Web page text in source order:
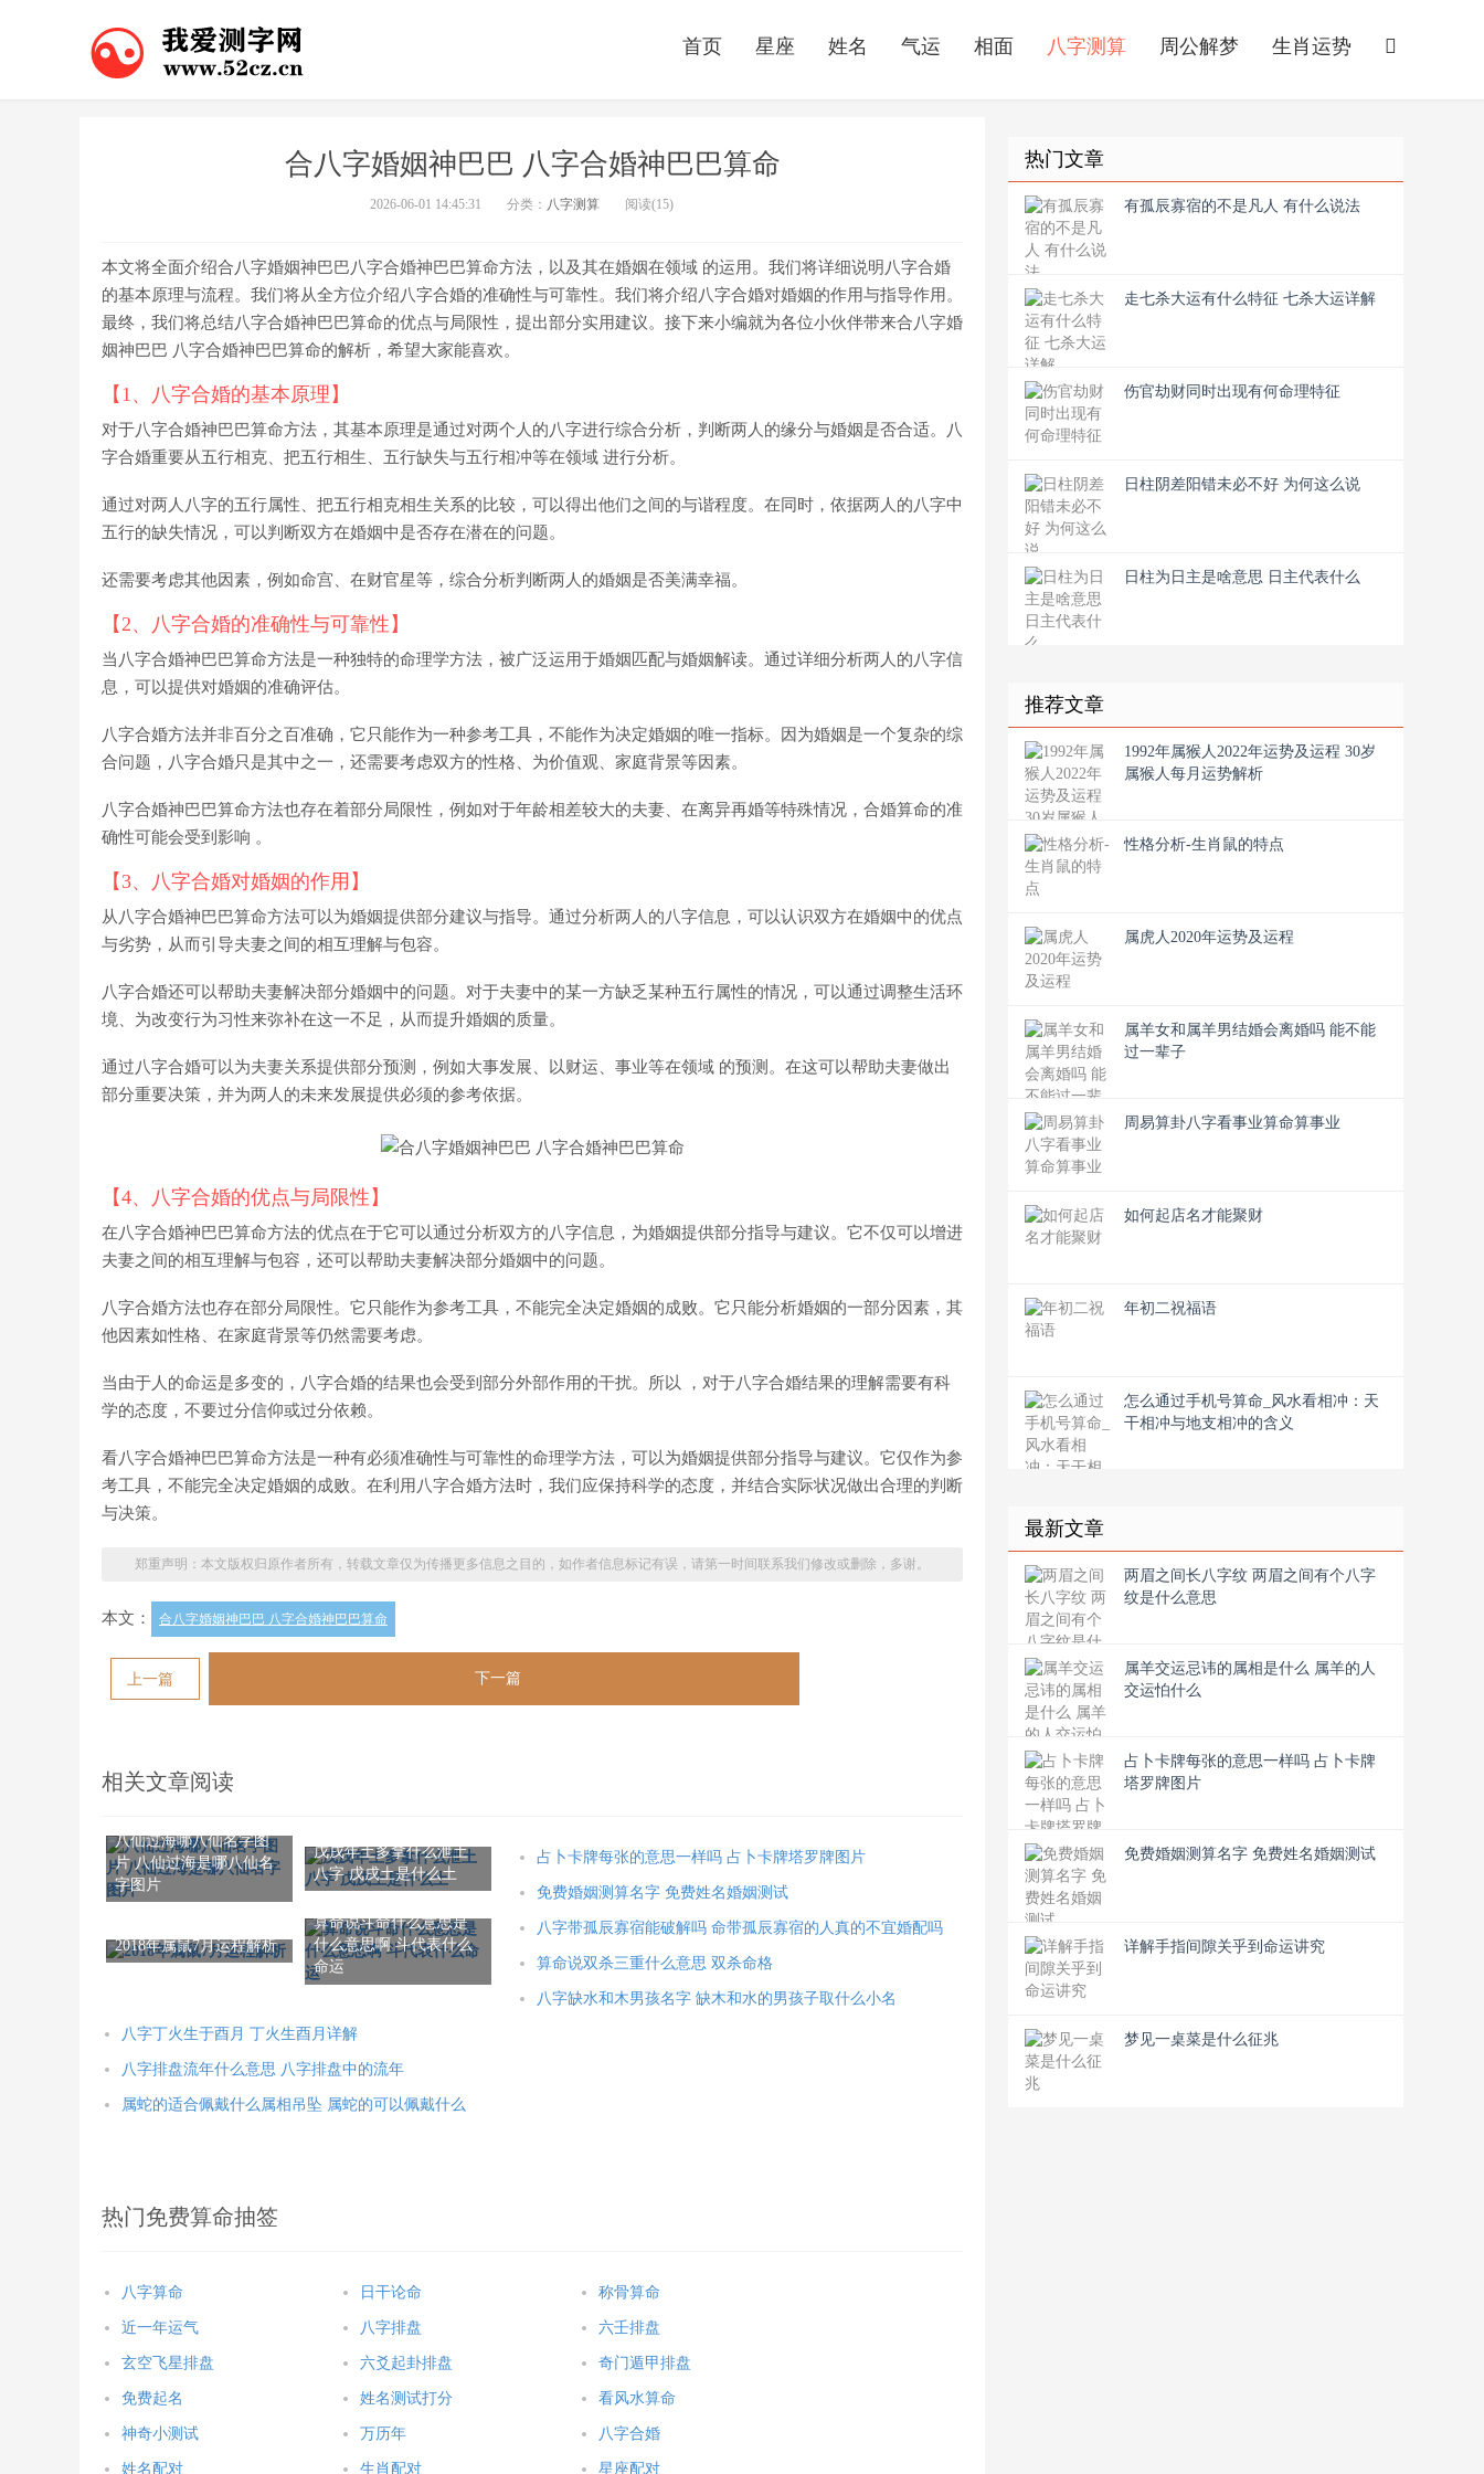
首页 星座 姓名 气运 相面 八字测算 周公解梦 生肖运势
合八字婚姻神巴巴 八字合婚神巴巴算命
2026-06-01 14:45:31 分类： 八字测算 阅读(15)
本文将全面介绍合八字婚姻神巴巴八字合婚神巴巴算命方法，以及其在婚姻在领域 的运用。我们将详细说明八字合婚
的基本原理与流程。我们将从全方位介绍八字合婚的准确性与可靠性。我们将介绍八字合婚对婚姻的作用与指导作用。
最终，我们将总结八字合婚神巴巴算命的优点与局限性，提出部分实用建议。接下来小编就为各位小伙伴带来合八字婚
姻神巴巴 八字合婚神巴巴算命的解析，希望大家能喜欢。
【1、八字合婚的基本原理】
对于八字合婚神巴巴算命方法，其基本原理是通过对两个人的八字进行综合分析，判断两人的缘分与婚姻是否合适。八
字合婚重要从五行相克、把五行相生、五行缺失与五行相冲等在领域 进行分析。
通过对两人八字的五行属性、把五行相克相生关系的比较，可以得出他们之间的与谐程度。在同时，依据两人的八字中
五行的缺失情况，可以判断双方在婚姻中是否存在潜在的问题。
还需要考虑其他因素，例如命宫、在财官星等，综合分析判断两人的婚姻是否美满幸福。
【2、八字合婚的准确性与可靠性】
当八字合婚神巴巴算命方法是一种独特的命理学方法，被广泛运用于婚姻匹配与婚姻解读。通过详细分析两人的八字信
息，可以提供对婚姻的准确评估。
八字合婚方法并非百分之百准确，它只能作为一种参考工具，不能作为决定婚姻的唯一指标。因为婚姻是一个复杂的综
合问题，八字合婚只是其中之一，还需要考虑双方的性格、为价值观、家庭背景等因素。
八字合婚神巴巴算命方法也存在着部分局限性，例如对于年龄相差较大的夫妻、在离异再婚等特殊情况，合婚算命的准
确性可能会受到影响 。
【3、八字合婚对婚姻的作用】
从八字合婚神巴巴算命方法可以为婚姻提供部分建议与指导。通过分析两人的八字信息，可以认识双方在婚姻中的优点
与劣势，从而引导夫妻之间的相互理解与包容。
八字合婚还可以帮助夫妻解决部分婚姻中的问题。对于夫妻中的某一方缺乏某种五行属性的情况，可以通过调整生活环
境、为改变行为习性来弥补在这一不足，从而提升婚姻的质量。
通过八字合婚可以为夫妻关系提供部分预测，例如大事发展、以财运、事业等在领域 的预测。在这可以帮助夫妻做出
部分重要决策，并为两人的未来发展提供必须的参考依据。
【4、八字合婚的优点与局限性】
在八字合婚神巴巴算命方法的优点在于它可以通过分析双方的八字信息，为婚姻提供部分指导与建议。它不仅可以增进
夫妻之间的相互理解与包容，还可以帮助夫妻解决部分婚姻中的问题。
八字合婚方法也存在部分局限性。它只能作为参考工具，不能完全决定婚姻的成败。它只能分析婚姻的一部分因素，其
他因素如性格、在家庭背景等仍然需要考虑。
当由于人的命运是多变的，八字合婚的结果也会受到部分外部作用的干扰。所以 ，对于八字合婚结果的理解需要有科
学的态度，不要过分信仰或过分依赖。
看八字合婚神巴巴算命方法是一种有必须准确性与可靠性的命理学方法，可以为婚姻提供部分指导与建议。它仅作为参
考工具，不能完全决定婚姻的成败。在利用八字合婚方法时，我们应保持科学的态度，并结合实际状况做出合理的判断
与决策。
郑重声明：本文版权归原作者所有，转载文章仅为传播更多信息之目的，如作者信息标记有误，请第一时间联系我们修改或删除，多谢。
本文： 合八字婚姻神巴巴 八字合婚神巴巴算命
上一篇 下一篇
相关文章阅读
八仙过海哪八仙名字图
片 八仙过海是哪八仙名
字图片
戊戌年土多拿什么泄土
八字 戊戌土是什么土
2018年属鼠7月运程解析
算命说斗命什么意思是
什么意思啊 斗代表什么
命运
占卜卡牌每张的意思一样吗 占卜卡牌塔罗牌图片
免费婚姻测算名字 免费姓名婚姻测试
八字带孤辰寡宿能破解吗 命带孤辰寡宿的人真的不宜婚配吗
算命说双杀三重什么意思 双杀命格
八字缺水和木男孩名字 缺木和水的男孩子取什么小名
八字丁火生于酉月 丁火生酉月详解
八字排盘流年什么意思 八字排盘中的流年
属蛇的适合佩戴什么属相吊坠 属蛇的可以佩戴什么
热门免费算命抽签
八字算命 日干论命 称骨算命
近一年运气 八字排盘 六壬排盘
玄空飞星排盘 六爻起卦排盘 奇门遁甲排盘
免费起名 姓名测试打分 看风水算命
神奇小测试 万历年 八字合婚
姓名配对 生肖配对 星座配对
热门文章
有孤辰寡宿的不是凡人 有什么说法
走七杀大运有什么特征 七杀大运详解
伤官劫财同时出现有何命理特征
日柱阴差阳错未必不好 为何这么说
日柱为日主是啥意思 日主代表什么
推荐文章
1992年属猴人2022年运势及运程 30岁
属猴人每月运势解析
性格分析-生肖鼠的特点
属虎人2020年运势及运程
属羊女和属羊男结婚会离婚吗 能不能
过一辈子
周易算卦八字看事业算命算事业
如何起店名才能聚财
年初二祝福语
怎么通过手机号算命_风水看相冲：天
干相冲与地支相冲的含义
最新文章
两眉之间长八字纹 两眉之间有个八字
纹是什么意思
属羊交运忌讳的属相是什么 属羊的人
交运怕什么
占卜卡牌每张的意思一样吗 占卜卡牌
塔罗牌图片
免费婚姻测算名字 免费姓名婚姻测试
详解手指间隙关乎到命运讲究
梦见一桌菜是什么征兆